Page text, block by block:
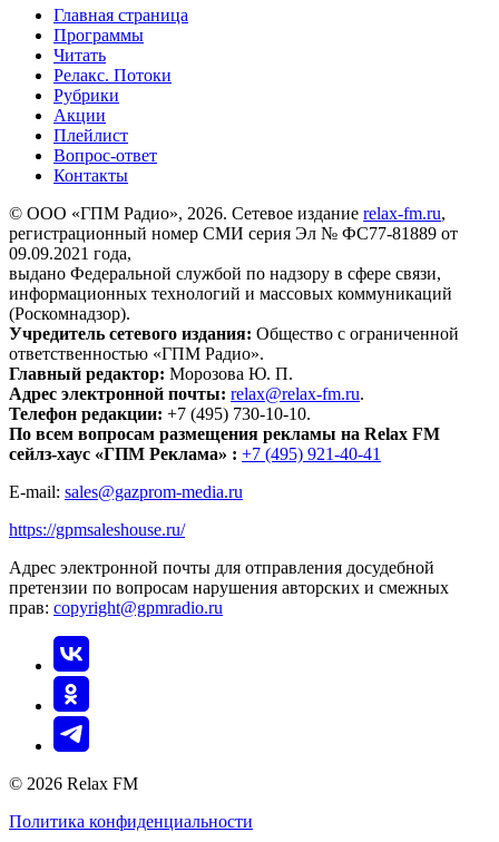
Главная страница
Программы
Читать
Релакс. Потоки
Рубрики
Акции
Плейлист
Вопрос-ответ
Контакты
© ООО «ГПМ Радио», 2026. Сетевое издание relax-fm.ru,
регистрационный номер СМИ серия Эл № ФС77-81889 от
09.09.2021 года,
выдано Федеральной службой по надзору в сфере связи,
информационных технологий и массовых коммуникаций
(Роскомнадзор).
Учредитель сетевого издания: Общество с ограниченной
ответственностью «ГПМ Радио».
Главный редактор: Морозова Ю. П.
Адрес электронной почты: relax@relax-fm.ru.
Телефон редакции: +7 (495) 730-10-10.
По всем вопросам размещения рекламы на Relax FM
сейлз-хаус «ГПМ Реклама» : +7 (495) 921-40-41
E-mail: sales@gazprom-media.ru
https://gpmsaleshouse.ru/
Адрес электронной почты для отправления досудебной
претензии по вопросам нарушения авторских и смежных
прав: copyright@gpmradio.ru
© 2026 Relax FM
Политика конфиденциальности